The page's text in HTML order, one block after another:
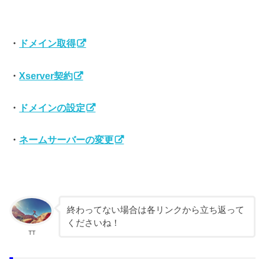
・ ドメイン取得
・Xserver契約
・ ドメインの設定
・ネームサーバーの変更
TT
終わってない場合は各リンクから立ち返って
くださいね！